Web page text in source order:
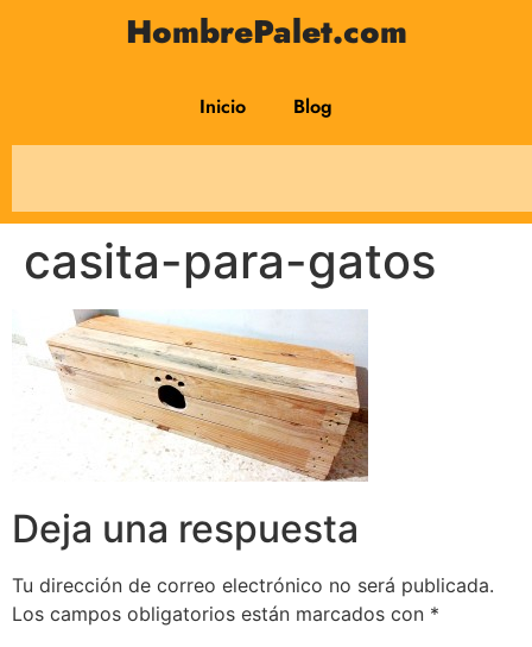
HombrePalet.com
Inicio Blog
casita-para-gatos
Deja una respuesta
Tu dirección de correo electrónico no será publicada.
Los campos obligatorios están marcados con *